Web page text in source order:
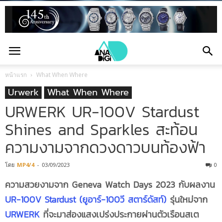
หน้าแรก What When Where
Urwerk What When Where
URWERK UR-100V Stardust
Shines and Sparkles สะท้อน
ความงามจากดวงดาวบนท้องฟ้า
โดย MP4/4 - 03/09/2023 0
ความสวยงามจาก Geneva Watch Days 2023 กับผลงาน
UR-100V Stardust (ยูอาร์-100วี สตาร์ดัสท์) รุ่นใหม่จาก
URWERK ที่จะมาส่องแสงเปร่งประกายผ่านตัวเรือนสเต